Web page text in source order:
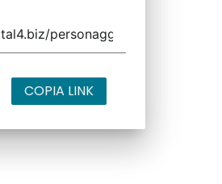
COPIA LINK